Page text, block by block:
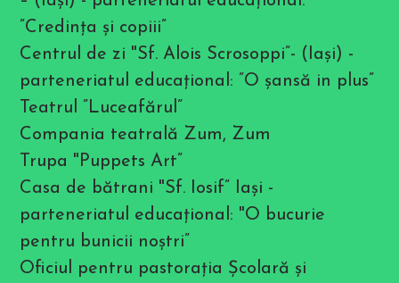
”Credinţa şi copiii”
Centrul de zi "Sf. Alois Scrosoppi”- (Iaşi) -
parteneriatul educaţional: ”O şansă in plus”
Teatrul ”Luceafărul”
Compania teatrală Zum, Zum
Trupa "Puppets Art”
Casa de bătrani "Sf. Iosif” Iaşi -
parteneriatul educaţional: "O bucurie
pentru bunicii noştri”
Oficiul pentru pastoraţia Şcolară şi